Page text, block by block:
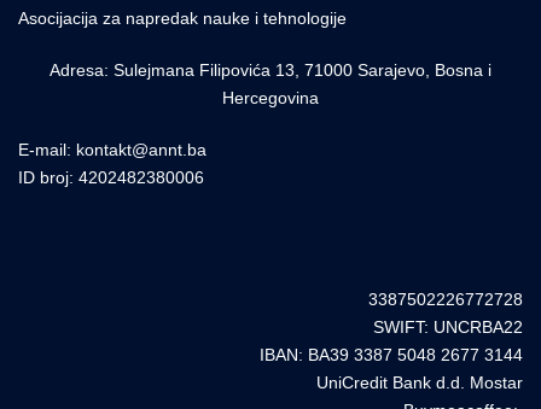
Asocijacija za napredak nauke i tehnologije
Adresa: Sulejmana Filipovića 13, 71000 Sarajevo, Bosna i
Hercegovina
E-mail: kontakt@annt.ba
ID broj: 4202482380006
3387502226772728
SWIFT: UNCRBA22
IBAN: BA39 3387 5048 2677 3144
UniCredit Bank d.d. Mostar